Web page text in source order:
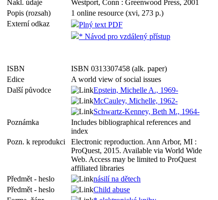
Nakl. údaje
Westport, Conn : Greenwood Press, 2001
Popis (rozsah)
1 online resource (xvi, 273 p.)
Externí odkaz
Plný text PDF
* Návod pro vzdálený přístup
ISBN
ISBN 0313307458 (alk. paper)
Edice
A world view of social issues
Další původce
Epstein, Michelle A., 1969-
McCauley, Michelle, 1962-
Schwartz-Kenney, Beth M., 1964-
Poznámka
Includes bibliographical references and
index
Pozn. k reprodukci
Electronic reproduction. Ann Arbor, MI :
ProQuest, 2015. Available via World Wide
Web. Access may be limited to ProQuest
affiliated libraries
Předmět - heslo
násilí na dětech
Předmět - heslo
Child abuse